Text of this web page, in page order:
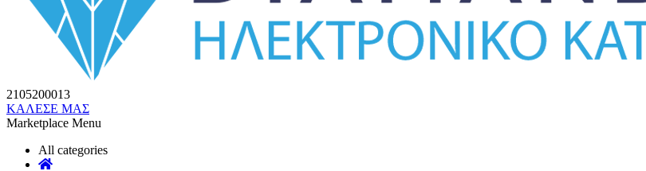
2105200013
ΚΑΛΕΣΕ ΜΑΣ
Marketplace Menu
All categories